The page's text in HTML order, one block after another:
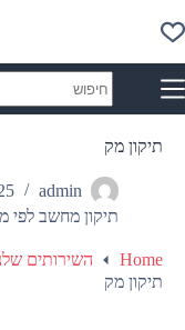
to
content
results
תיקון מק
admin
תיקון מחשב לפי
Home השירותים
תיקון מק